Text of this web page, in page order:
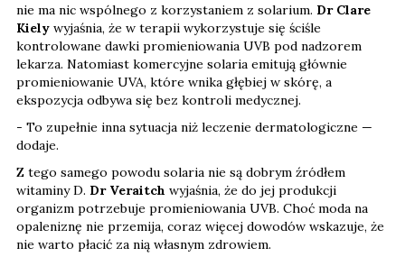
nie ma nic wspólnego z korzystaniem z solarium. Dr Clare
Kiely wyjaśnia, że w terapii wykorzystuje się ściśle
kontrolowane dawki promieniowania UVB pod nadzorem
lekarza. Natomiast komercyjne solaria emitują głównie
promieniowanie UVA, które wnika głębiej w skórę, a
ekspozycja odbywa się bez kontroli medycznej.
- To zupełnie inna sytuacja niż leczenie dermatologiczne —
dodaje.
Z tego samego powodu solaria nie są dobrym źródłem
witaminy D. Dr Veraitch wyjaśnia, że do jej produkcji
organizm potrzebuje promieniowania UVB. Choć moda na
opaleniznę nie przemija, coraz więcej dowodów wskazuje, że
nie warto płacić za nią własnym zdrowiem.